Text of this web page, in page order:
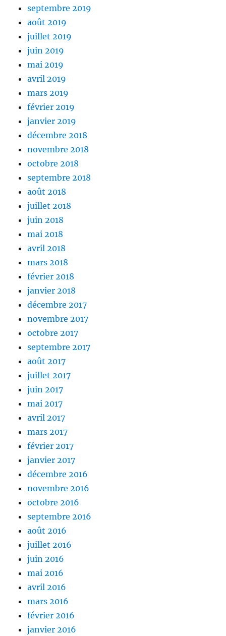
septembre 2019
août 2019
juillet 2019
juin 2019
mai 2019
avril 2019
mars 2019
février 2019
janvier 2019
décembre 2018
novembre 2018
octobre 2018
septembre 2018
août 2018
juillet 2018
juin 2018
mai 2018
avril 2018
mars 2018
février 2018
janvier 2018
décembre 2017
novembre 2017
octobre 2017
septembre 2017
août 2017
juillet 2017
juin 2017
mai 2017
avril 2017
mars 2017
février 2017
janvier 2017
décembre 2016
novembre 2016
octobre 2016
septembre 2016
août 2016
juillet 2016
juin 2016
mai 2016
avril 2016
mars 2016
février 2016
janvier 2016